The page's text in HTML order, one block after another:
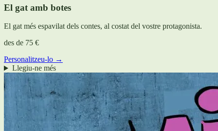
El gat amb botes
El gat més espavilat dels contes, al costat del vostre protagonista.
des de 75 €
Personalitzeu-lo →
Llegiu-ne més